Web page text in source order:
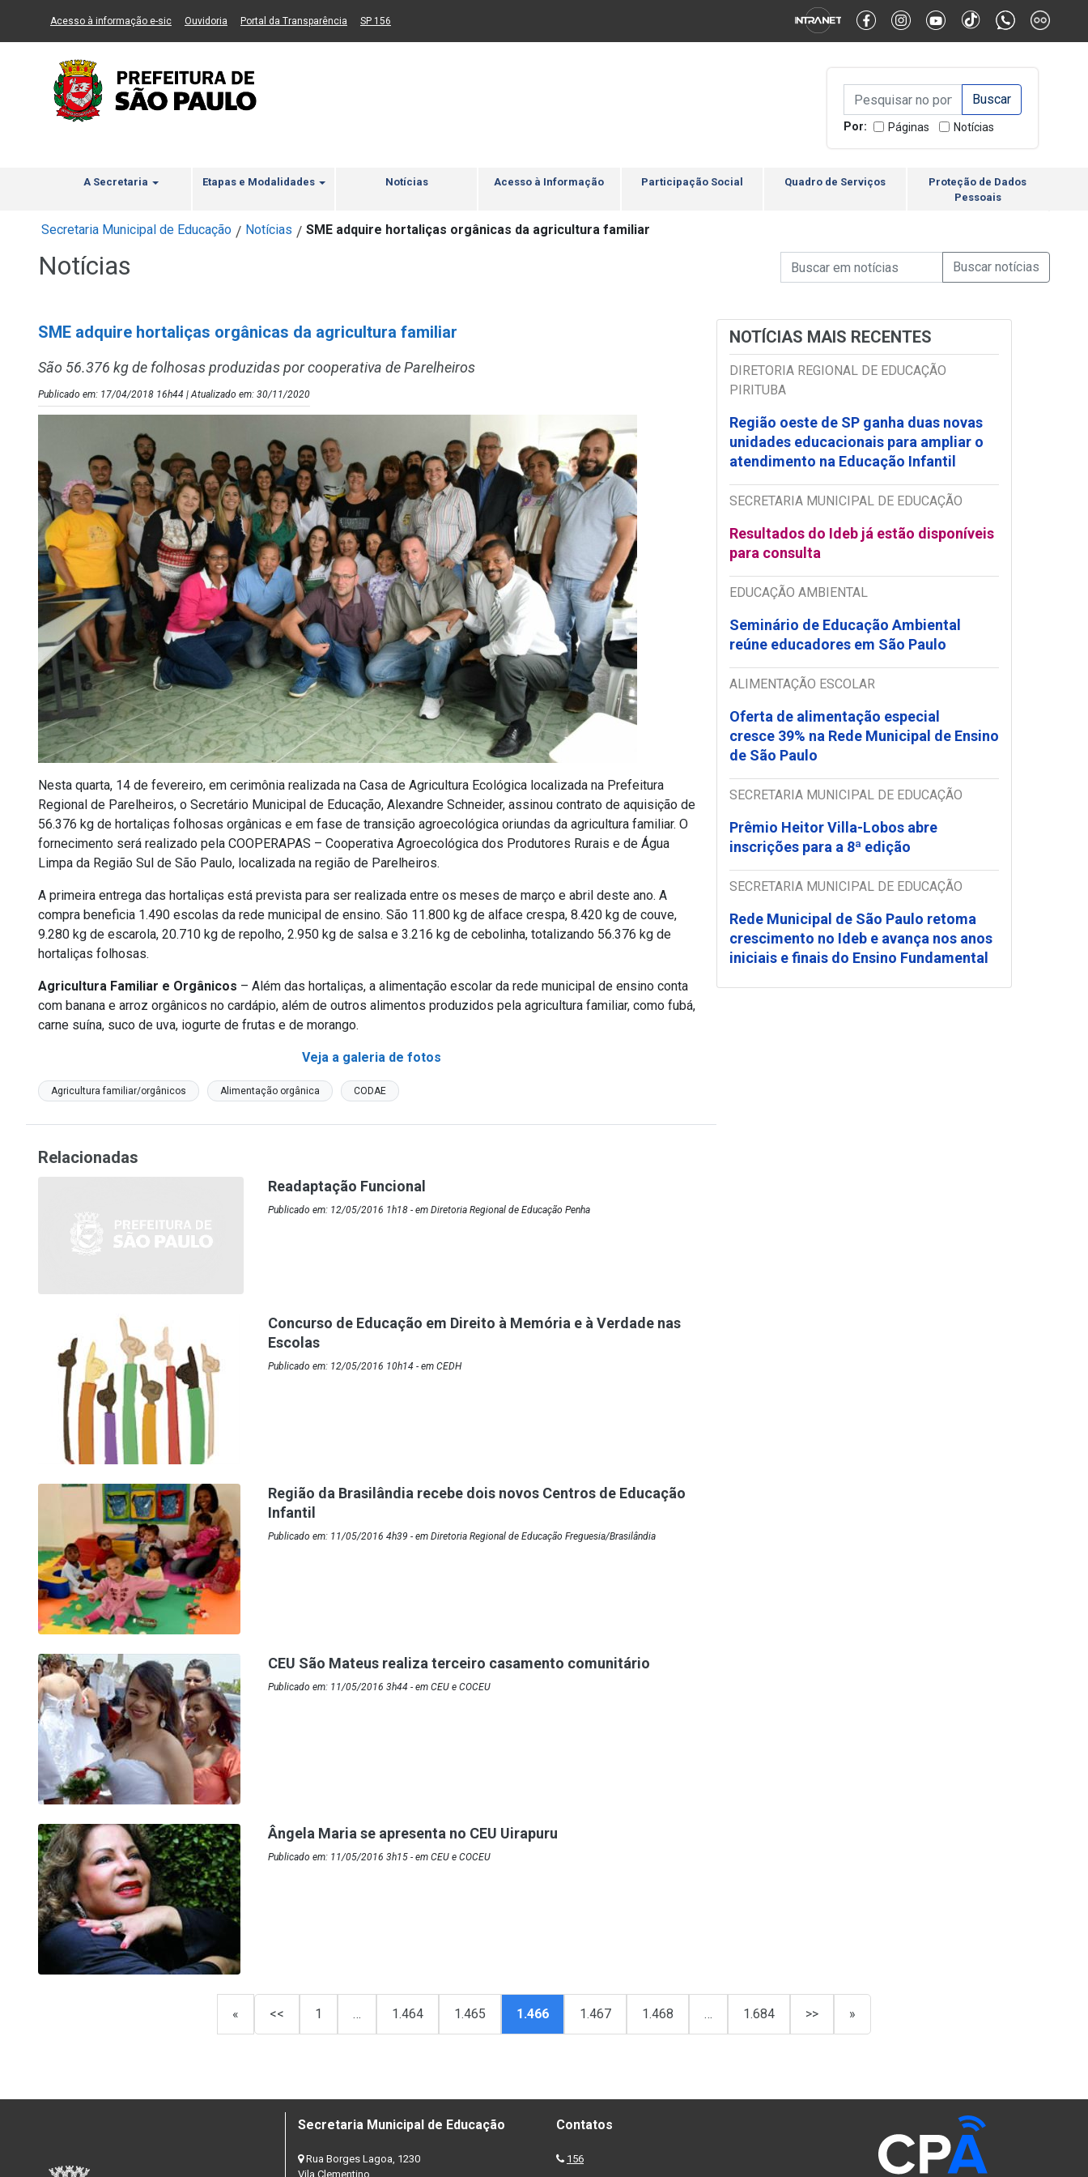
Ir ao Conteúdo Ir para menu principal 2 Ir para busca Ir para rodapé Alternar Alto Contraste Alternar Tamanho da Fonte
Acesso à informação e-sic(Link para um novo sítio)
Ouvidoria (Link para um novo sítio)
Portal da Transparência (Link para um novo sítio)
SP 156
Campo de Busca de
Campo de Busca de informaçõesEnviar a Busca
Por: Páginas Notícias
A Secretaria Etapas e Modalidades Notícias Acesso à Informação Participação Social Quadro de Serviços
Proteção de Dados
Pessoais
Secretaria Municipal de Educação / Notícias / SME adquire hortaliças orgânicas da agricultura familiar
Notícias Campo de Busca de Notícias
Campo de Busca de informaçõesEnviar a Busca de
SME adquire hortaliças orgânicas da agricultura familiar
São 56.376 kg de folhosas produzidas por cooperativa de Parelheiros
Publicado em: 17/04/2018 16h44 | Atualizado em: 30/11/2020
Nesta quarta, 14 de fevereiro, em cerimônia realizada na Casa de Agricultura Ecológica localizada na Prefeitura
Regional de Parelheiros, o Secretário Municipal de Educação, Alexandre Schneider, assinou contrato de aquisição de
56.376 kg de hortaliças folhosas orgânicas e em fase de transição agroecológica oriundas da agricultura familiar. O
fornecimento será realizado pela COOPERAPAS – Cooperativa Agroecológica dos Produtores Rurais e de Água
Limpa da Região Sul de São Paulo, localizada na região de Parelheiros.
A primeira entrega das hortaliças está prevista para ser realizada entre os meses de março e abril deste ano. A
compra beneficia 1.490 escolas da rede municipal de ensino. São 11.800 kg de alface crespa, 8.420 kg de couve,
9.280 kg de escarola, 20.710 kg de repolho, 2.950 kg de salsa e 3.216 kg de cebolinha, totalizando 56.376 kg de
hortaliças folhosas.
Agricultura Familiar e Orgânicos – Além das hortaliças, a alimentação escolar da rede municipal de ensino conta
com banana e arroz orgânicos no cardápio, além de outros alimentos produzidos pela agricultura familiar, como fubá,
carne suína, suco de uva, iogurte de frutas e de morango.
Veja a galeria de fotos
Agricultura familiar/orgânicos Alimentação orgânica CODAE
NOTÍCIAS MAIS RECENTES
DIRETORIA REGIONAL DE EDUCAÇÃO
PIRITUBA
Região oeste de SP ganha duas novas
unidades educacionais para ampliar o
atendimento na Educação Infantil
SECRETARIA MUNICIPAL DE EDUCAÇÃO
Resultados do Ideb já estão disponíveis
para consulta
EDUCAÇÃO AMBIENTAL
Seminário de Educação Ambiental
reúne educadores em São Paulo
ALIMENTAÇÃO ESCOLAR
Oferta de alimentação especial
cresce 39% na Rede Municipal de Ensino
de São Paulo
SECRETARIA MUNICIPAL DE EDUCAÇÃO
Prêmio Heitor Villa-Lobos abre
inscrições para a 8ª edição
SECRETARIA MUNICIPAL DE EDUCAÇÃO
Rede Municipal de São Paulo retoma
crescimento no Ideb e avança nos anos
iniciais e finais do Ensino Fundamental
Relacionadas
Readaptação Funcional
Publicado em: 12/05/2016 1h18 - em Diretoria Regional de Educação Penha
Concurso de Educação em Direito à Memória e à Verdade nas
Escolas
Publicado em: 12/05/2016 10h14 - em CEDH
Região da Brasilândia recebe dois novos Centros de Educação
Infantil
Publicado em: 11/05/2016 4h39 - em Diretoria Regional de Educação Freguesia/Brasilândia
CEU São Mateus realiza terceiro casamento comunitário
Publicado em: 11/05/2016 3h44 - em CEU e COCEU
Ângela Maria se apresenta no CEU Uirapuru
Publicado em: 11/05/2016 3h15 - em CEU e COCEU
« << 1 … 1.464 1.465 1.466 1.467 1.468 … 1.684 >> »
Secretaria Municipal de Educação
Rua Borges Lagoa, 1230
Vila Clementino
Contatos
156